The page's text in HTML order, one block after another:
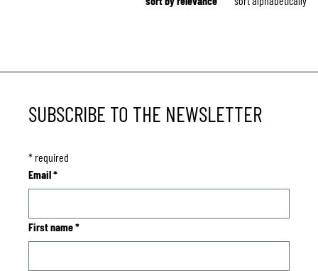
SUBSCRIBE TO THE NEWSLETTER
* required
Email*
First name*